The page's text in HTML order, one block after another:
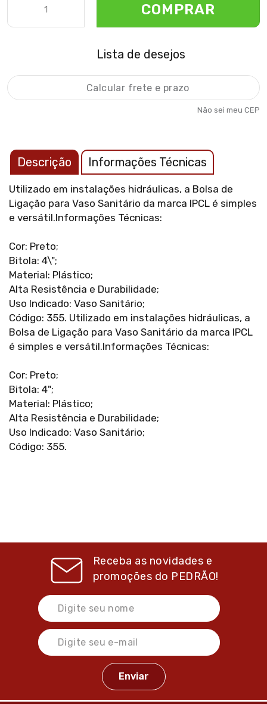
COMPRAR
Lista de desejos
Não sei meu CEP
Descrição Informações Técnicas
Utilizado em instalações hidráulicas, a Bolsa de
Ligação para Vaso Sanitário da marca IPCL é simples
e versátil.Informações Técnicas:
Cor: Preto;
Bitola: 4\";
Material: Plástico;
Alta Resistência e Durabilidade;
Uso Indicado: Vaso Sanitário;
Código: 355. Utilizado em instalações hidráulicas, a
Bolsa de Ligação para Vaso Sanitário da marca IPCL
é simples e versátil.Informações Técnicas:
Cor: Preto;
Bitola: 4";
Material: Plástico;
Alta Resistência e Durabilidade;
Uso Indicado: Vaso Sanitário;
Código: 355.
Receba as novidades e
promoções do PEDRÃO!